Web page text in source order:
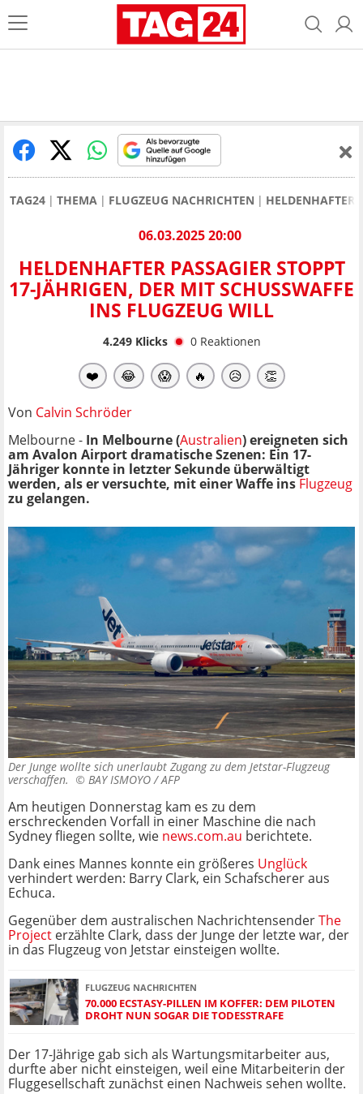
TAG24 THEMA FLUGZEUG NACHRICHTEN HELDENHAFTER
06.03.2025 20:00
HELDENHAFTER PASSAGIER STOPPT
17-JÄHRIGEN, DER MIT SCHUSSWAFFE
INS FLUGZEUG WILL
4.249Klicks 0 Reaktionen
❤️ 😂 😱 🔥 😥 👏
Von Calvin Schröder
Melbourne - In Melbourne (Australien) ereigneten sich
am Avalon Airport dramatische Szenen: Ein 17-
Jähriger konnte in letzter Sekunde überwältigt
werden, als er versuchte, mit einer Waffe ins Flugzeug
zu gelangen.
Der Junge wollte sich unerlaubt Zugang zu dem Jetstar-Flugzeug
verschaffen. © BAY ISMOYO / AFP
Am heutigen Donnerstag kam es zu dem
erschreckenden Vorfall in einer Maschine die nach
Sydney fliegen sollte, wie news.com.au berichtete.
Dank eines Mannes konnte ein größeres Unglück
verhindert werden: Barry Clark, ein Schafscherer aus
Echuca.
Gegenüber dem australischen NachrichtensenderThe
Project erzählte Clark, dass der Junge der letzte war, der
in das Flugzeug von Jetstar einsteigen wollte.
FLUGZEUG NACHRICHTEN
70.000 ECSTASY-PILLEN IM KOFFER: DEM PILOTEN
DROHT NUN SOGAR DIE TODESSTRAFE
Der 17-Jährige gab sich als Wartungsmitarbeiter aus,
durfte aber nicht einsteigen, weil eine Mitarbeiterin der
Fluggesellschaft zunächst einen Nachweis sehen wollte.